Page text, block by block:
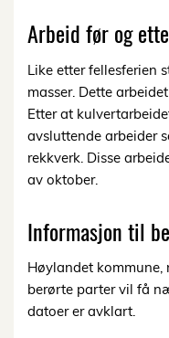
Arbeid før og
Like etter fellesferien
masser. Dette
Etter at
avsluttende arbeider
rekkverk. Disse
av oktober.
Informasjon til
Høylandet kommune,
berørte parter vil få
datoer er avklart.